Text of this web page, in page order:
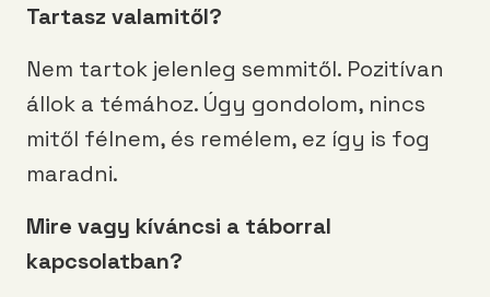
Tartasz valamitől?
Nem tartok jelenleg semmitől. Pozitívan
állok a témához. Úgy gondolom, nincs
mitől félnem, és remélem, ez így is fog
maradni.
Mire vagy kíváncsi a táborral
kapcsolatban?